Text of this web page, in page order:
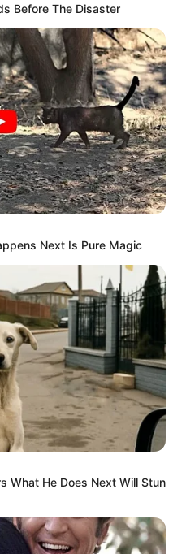
Before The Disaster
Next Is Pure Magic
What He Does Next Will Stun